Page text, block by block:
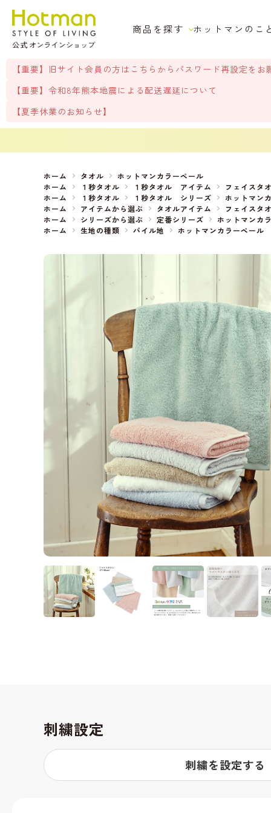
商品を探す ホットマンのこ
【重要】旧サイト会員の方はこちらからパスワード再設定をお
【重要】令和8年熊本地震による配送遅延について
【夏季休業のお知らせ】
ホーム タオル
ホットマンカラーペール
ホーム
１秒タオル １秒タオル アイテム フェイスタ
ホーム
１秒タオル １秒タオル シリーズ ホットマン
ホーム
アイテムから選ぶ タオルアイテム フェイスタ
ホーム
シリーズから選ぶ 定番シリーズ ホットマンカ
ホーム
生地の種類 パイル地 ホットマンカラーペール
刺繍設定
刺繍を設定する